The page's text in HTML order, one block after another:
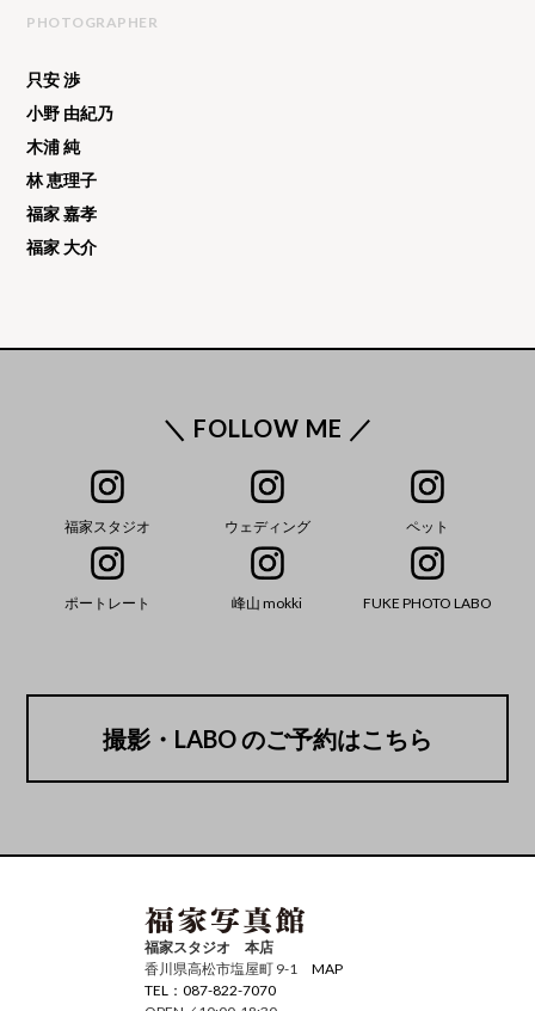
PHOTOGRAPHER
只安 渉
小野 由紀乃
木浦 純
林 恵理子
福家 嘉孝
福家 大介
＼ FOLLOW ME ／
福家スタジオ ウェディング ペット
ポートレート 峰山 mokki FUKE PHOTO LABO
撮影・LABO のご予約はこちら
福家スタジオ 本店
香川県高松市塩屋町 9-1 MAP
TEL：087-822-7070